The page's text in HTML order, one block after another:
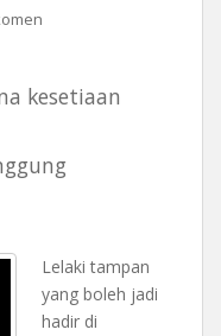
kesetiaan
Lelaki tampan
yang boleh jadi
hadir di